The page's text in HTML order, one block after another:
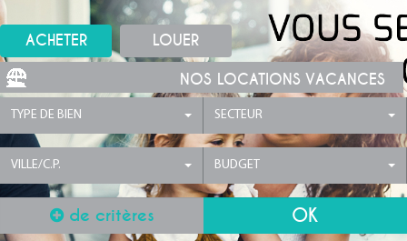
ACHETER LOUER
NOS LOCATIONS VACANCES
TYPE DE BIEN SECTEUR
VILLE/C.P. BUDGET
de critères